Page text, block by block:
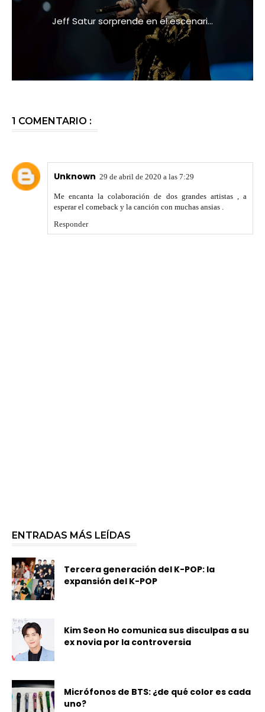
Jeff Satur sorprende en el escenari...
1 COMENTARIO :
Unknown 29 de abril de 2020 a las 7:29
Me encanta la colaboración de dos grandes artistas , a
esperar el comeback y la canción con muchas ansias .
Responder
ENTRADAS MÁS LEÍDAS
Tercera generación del K-POP: la
expansión del K-POP
Kim Seon Ho comunica sus disculpas a su
ex novia por la controversia
Micrófonos de BTS: ¿de qué color es cada
uno?